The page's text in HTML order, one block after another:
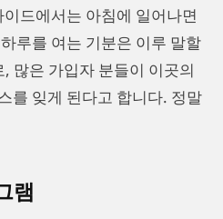
드에서는 아침에 일어나면
루를 여는 기분은 이루 말할
많은 가입자 분들이 이곳의
를 잊게 된다고 합니다. 정말
램